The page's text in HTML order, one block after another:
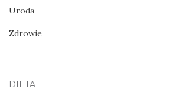
Uroda
Zdrowie
DIETA